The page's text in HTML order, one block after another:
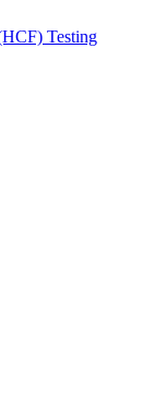
Testing